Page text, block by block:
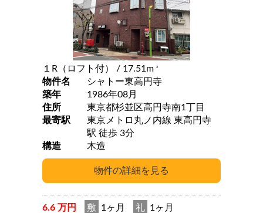
１R（ロフト付） / 17.51m 2
物件名
シャトー東高円寺
築年
1986年08月
住所
東京都杉並区高円寺南1丁目
最寄駅
東京メトロ丸ノ内線 東高円寺
駅 徒歩 3分
構造
木造
6.6 万円 敷 1ヶ月 礼 1ヶ月